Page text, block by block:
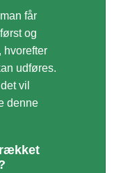
får
og
hvorefter
udføres.
vil
denne